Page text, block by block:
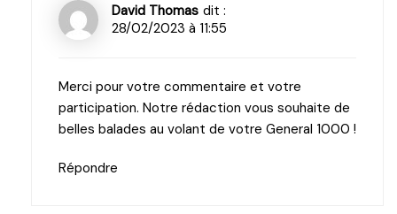
David Thomas dit :
28/02/2023 à 11:55
Merci pour votre commentaire et votre
participation. Notre rédaction vous souhaite de
belles balades au volant de votre General 1000 !
Répondre